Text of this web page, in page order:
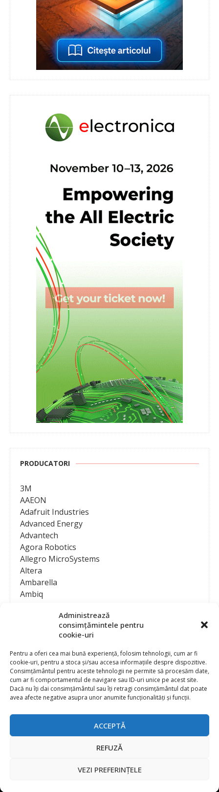
Administrează
consimțămintele pentru
cookie-uri
Pentru a oferi cea mai bună experiență, folosim tehnologii, cum ar fi
cookie-uri, pentru a stoca și/sau accesa informațiile despre dispozitive.
Consimțământul pentru aceste tehnologii ne permite să procesăm date,
cum ar fi comportamentul de navigare sau ID-uri unice pe acest site.
Dacă nu îți dai consimțământul sau îți retragi consimțământul dat poate
avea afecte negative asupra unor anumite funcționalități și funcții.
ACCEPTĂ
REFUZĂ
VEZI PREFERINȚELE
PRODUCATORI
3M
AAEON
Adafruit Industries
Advanced Energy
Advantech
Agora Robotics
Allegro MicroSystems
Altera
Ambarella
Ambiq
Analog Devices
Anritsu Corporation
Ansys
APS
Arduino
Arm
Asentics
ATEN International
ATTEND Technology
Contact
Publicitate
Abonament la revista “Electronica Azi”